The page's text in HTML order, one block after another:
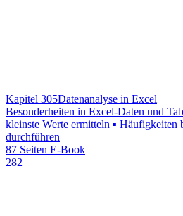
Kapitel 305Datenanalyse in Excel
Besonderheiten in Excel-Daten und
kleinste Werte ermitteln ▪ Häufigkeiten
durchführen
87 Seiten E-Book
282